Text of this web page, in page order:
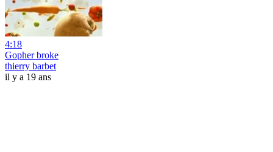
4:18
Gopher broke
thierry barbet
il y a 19 ans